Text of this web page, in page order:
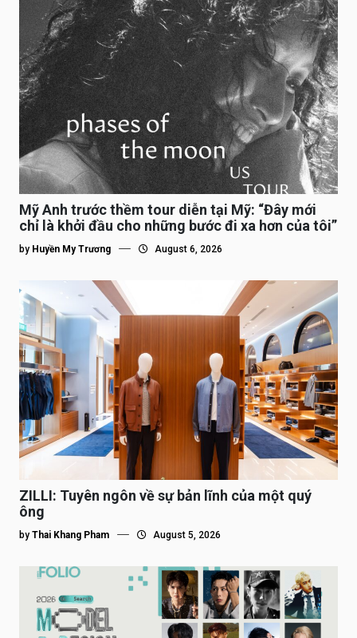
Mỹ Anh trước thềm tour diễn tại Mỹ: “Đây mới
chỉ là khởi đầu cho những bước đi xa hơn của tôi”
by Huyền My Trương August 6, 2026
ZILLI: Tuyên ngôn về sự bản lĩnh của một quý
ông
by Thai Khang Pham August 5, 2026